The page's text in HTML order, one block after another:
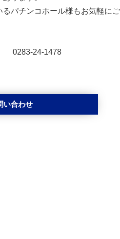
パチンコホール様もお気軽にご
0283-24-1478
い合わせ